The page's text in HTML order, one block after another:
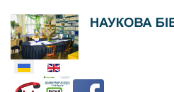
Оберіть свою мову